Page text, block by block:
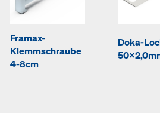
Framax-
Klemmschraube
4-8cm
Doka-